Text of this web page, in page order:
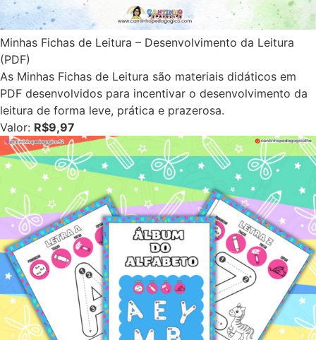
Minhas Fichas de Leitura – Desenvolvimento da Leitura
(PDF)
As Minhas Fichas de Leitura são materiais didáticos em
PDF desenvolvidos para incentivar o desenvolvimento da
leitura de forma leve, prática e prazerosa.
Valor: R$9,97